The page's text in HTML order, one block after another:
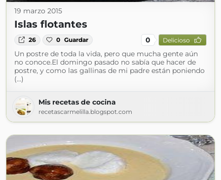
19 marzo 2015
Islas flotantes
26 0 Guardar 0 Delicioso
Un postre de toda la vida, pero que mucha gente aún
no conoce.El domingo pasado no sabía que hacer de
postre, y como las gallinas de mi padre están poniendo
(...)
Mis recetas de cocina
recetascarmelilla.blogspot.com